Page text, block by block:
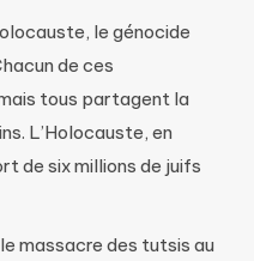
le génocide
de ces
tous partagent la
L’Holocauste, en
de six millions de juifs
massacre des tutsis au